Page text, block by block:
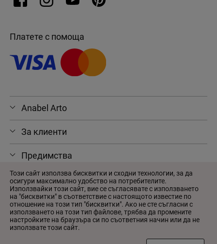
Платете с помоща
Anabel Arto
За клиенти
Предимства
© 2026 Anabel Arto
Потребителско споразумение
Политика за поверителност
Този сайт използва бисквитки и сходни технологии, за да
осигури максимално удобство на потребителите.
Използвайки този сайт, вие се съгласявате с използването
на "бисквитки" в съответствие с настоящото известие по
отношение на този тип "бисквитки". Ако не сте съгласни с
използването на този тип файлове, трябва да промените
настройките на браузъра си по съответния начин или да не
използвате този сайт.